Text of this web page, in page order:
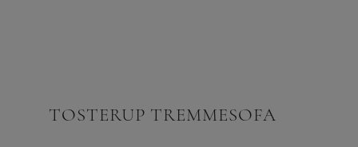
TOSTERUP TREMMESOFA